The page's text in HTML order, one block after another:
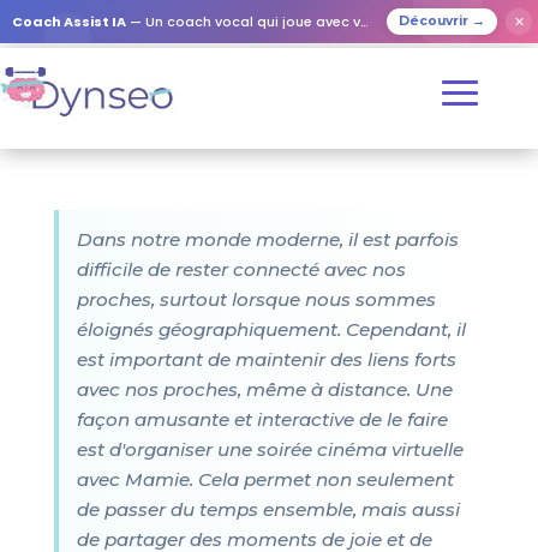
Coach Assist IA — Un coach vocal qui joue avec vos proches Découvrir → ✕
Dans notre monde moderne, il est parfois
difficile de rester connecté avec nos
proches, surtout lorsque nous sommes
éloignés géographiquement. Cependant, il
est important de maintenir des liens forts
avec nos proches, même à distance. Une
façon amusante et interactive de le faire
est d'organiser une soirée cinéma virtuelle
avec Mamie. Cela permet non seulement
de passer du temps ensemble, mais aussi
de partager des moments de joie et de